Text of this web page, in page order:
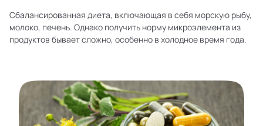
Сбалансированная диета, включающая в себя морскую рыбу,
молоко, печень. Однако получить норму микроэлемента из
продуктов бывает сложно, особенно в холодное время года.